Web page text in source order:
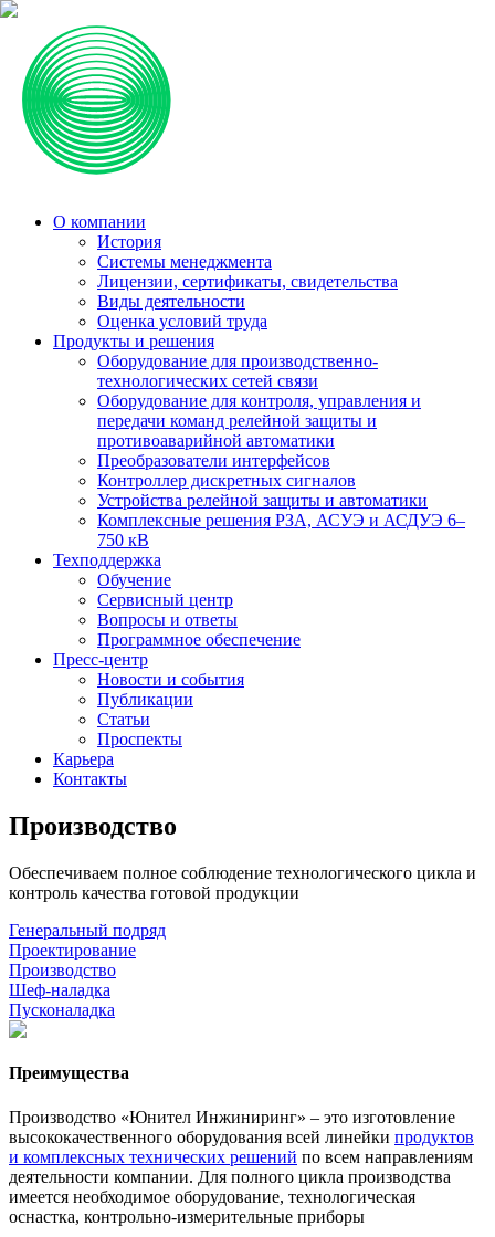
О компании
История
Системы менеджмента
Лицензии, сертификаты, свидетельства
Виды деятельности
Оценка условий труда
Продукты и решения
Оборудование для производственно-
технологических сетей связи
Оборудование для контроля, управления и
передачи команд релейной защиты и
противоаварийной автоматики
Преобразователи интерфейсов
Контроллер дискретных сигналов
Устройства релейной защиты и автоматики
Комплексные решения РЗА, АСУЭ и АСДУЭ 6–
750 кВ
Техподдержка
Обучение
Сервисный центр
Вопросы и ответы
Программное обеспечение
Пресс-центр
Новости и события
Публикации
Статьи
Проспекты
Карьера
Контакты
Производство
Обеспечиваем полное соблюдение технологического цикла и
контроль качества готовой продукции
Генеральный подряд
Проектирование
Производство
Шеф-наладка
Пусконаладка
Преимущества
Производство «Юнител Инжиниринг» – это изготовление
высококачественного оборудования всей линейки продуктов
и комплексных технических решений по всем направлениям
деятельности компании. Для полного цикла производства
имеется необходимое оборудование, технологическая
оснастка, контрольно-измерительные приборы